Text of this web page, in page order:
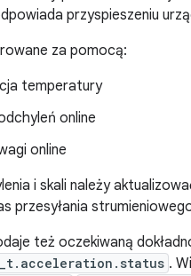
przyspieszeniu
za pomocą:
temperatury
online
online
i skali należy
przesyłania
też oczekiwaną
.